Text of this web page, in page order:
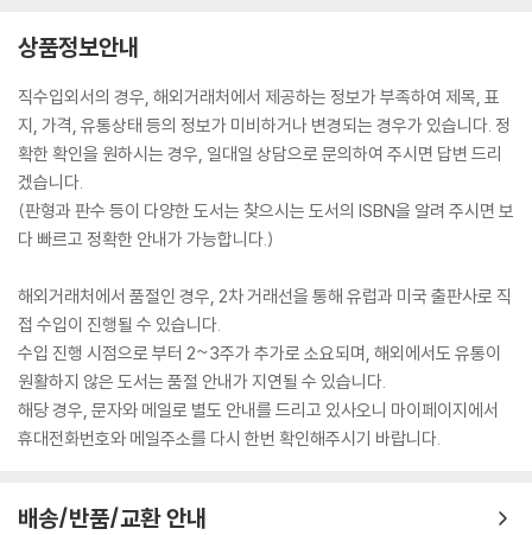
상품정보안내
직수입외서의 경우, 해외거래처에서 제공하는 정보가 부족하여 제목, 표
지, 가격, 유통상태 등의 정보가 미비하거나 변경되는 경우가 있습니다. 정
확한 확인을 원하시는 경우, 일대일 상담으로 문의하여 주시면 답변 드리
겠습니다.
(판형과 판수 등이 다양한 도서는 찾으시는 도서의 ISBN을 알려 주시면 보
다 빠르고 정확한 안내가 가능합니다.)
해외거래처에서 품절인 경우, 2차 거래선을 통해 유럽과 미국 출판사로 직
접 수입이 진행될 수 있습니다.
수입 진행 시점으로 부터 2~3주가 추가로 소요되며, 해외에서도 유통이
원활하지 않은 도서는 품절 안내가 지연될 수 있습니다.
해당 경우, 문자와 메일로 별도 안내를 드리고 있사오니 마이페이지에서
휴대전화번호와 메일주소를 다시 한번 확인해주시기 바랍니다.
배송/반품/교환 안내